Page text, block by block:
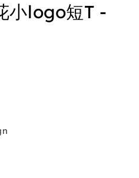
小logo短T -